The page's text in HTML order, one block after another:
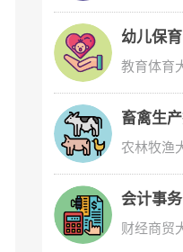
幼儿保育
教育体育
畜禽生
农林牧渔
会计事务
财经商贸